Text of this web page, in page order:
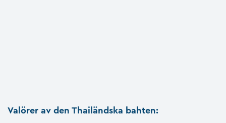
Valörer av den Thailändska bahten: